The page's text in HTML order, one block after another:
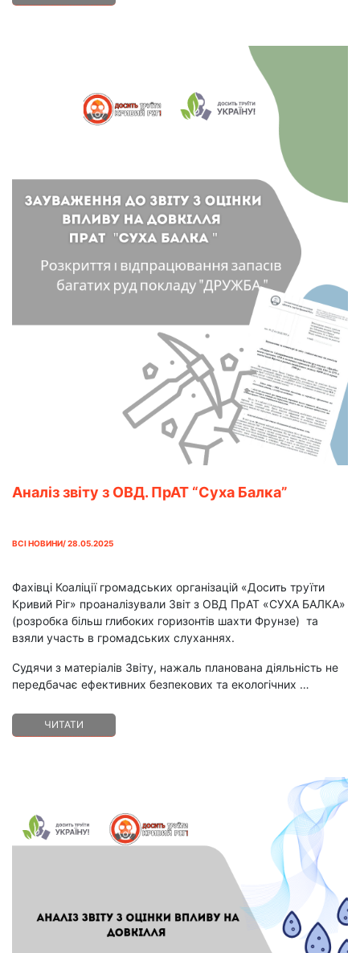
Аналіз звіту з ОВД. ПрАТ “Суха Балка”
ВСІ НОВИНИ/ 28.05.2025
Фахівці Коаліції громадських організацій «Досить труїти
Кривий Ріг» проаналізували Звіт з ОВД ПрАТ «СУХА БАЛКА»
(розробка більш глибоких горизонтів шахти Фрунзе) та
взяли участь в громадських слуханнях.
Судячи з матеріалів Звіту, нажаль планована діяльність не
передбачає ефективних безпекових та екологічних …
ЧИТАТИ